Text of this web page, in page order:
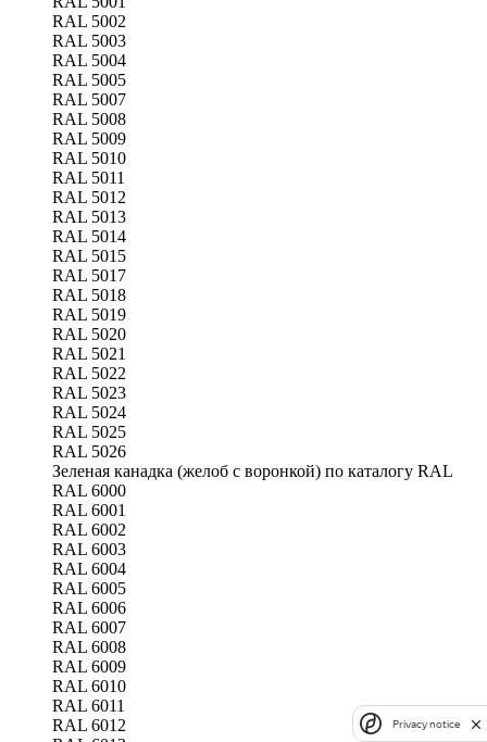
RAL 5002
RAL 5003
RAL 5004
RAL 5005
RAL 5007
RAL 5008
RAL 5009
RAL 5010
RAL 5011
RAL 5012
RAL 5013
RAL 5014
RAL 5015
RAL 5017
RAL 5018
RAL 5019
RAL 5020
RAL 5021
RAL 5022
RAL 5023
RAL 5024
RAL 5025
RAL 5026
Зеленая канадка (желоб с воронкой) по каталогу RAL
RAL 6000
RAL 6001
RAL 6002
RAL 6003
RAL 6004
RAL 6005
RAL 6006
RAL 6007
RAL 6008
RAL 6009
RAL 6010
RAL 6011
RAL 6012
Privacy notice